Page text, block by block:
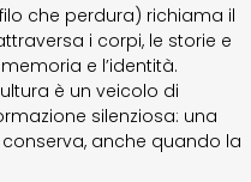
filo che perdura) richiama il
i corpi, le storie e
e l’identità.
è un veicolo di
silenziosa: una
anche quando la